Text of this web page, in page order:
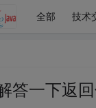
全部 技术
答一下返回